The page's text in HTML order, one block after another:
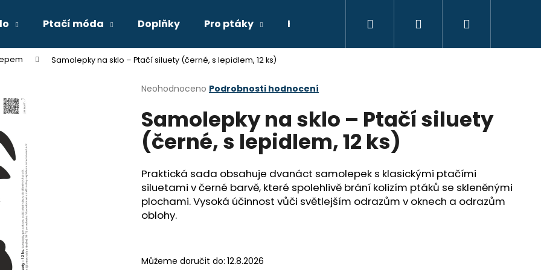
Ptačí móda Doplňky Pro ptáky Kontakt Poradce Přihlášení
Samolepky na sklo – Ptačí siluety (černé, s lepidlem, 12 ks)
Průměrné
produktu
je
0,0
z
hvězdiček.
Neohodnoceno Podrobnosti hodnocení
Samolepky na sklo – Ptačí siluety
(černé, s lepidlem, 12 ks)
Praktická sada obsahuje dvanáct samolepek s klasickými ptačími
siluetami v černé barvě, které spolehlivě brání kolizím ptáků se skleněnými
plochami. Vysoká účinnost vůči světlejším odrazům v oknech a odrazům
oblohy.
Můžeme doručit do: 12.8.2026
Co potřebujete najít?
HLEDAT